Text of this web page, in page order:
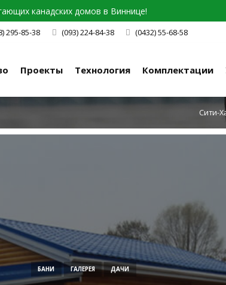
канадских домов в Виннице!
295-85-38 (093) 224-84-38 (0432) 55-68-58
Проекты Технология Комплектации
Сити-
БАНИ ГАЛЕРЕЯ ДАЧИ